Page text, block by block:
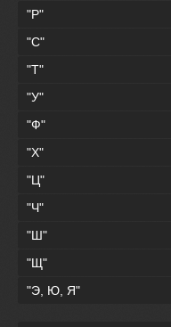
"Р"
"С"
"Т"
"У"
"Ф"
"Х"
"Ц"
"Ч"
"Ш"
"Щ"
"Э, Ю, Я"